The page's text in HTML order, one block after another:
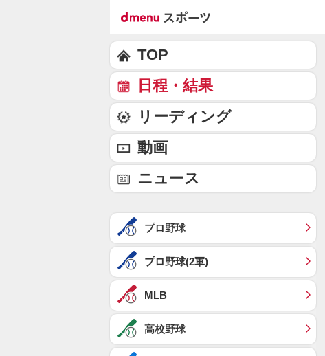
TOP
日程・結果
リーディング
動画
ニュース
プロ野球
プロ野球(2軍)
MLB
高校野球